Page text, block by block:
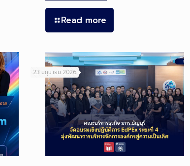
Read more
23 มิถุนายน 2026